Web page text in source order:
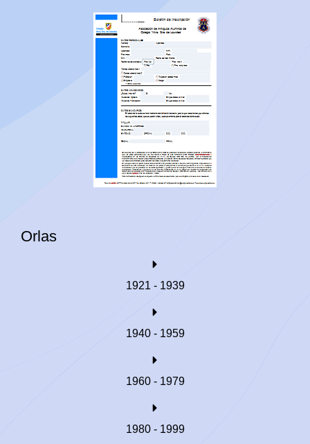
Orlas
1921 - 1939
1940 - 1959
1960 - 1979
1980 - 1999